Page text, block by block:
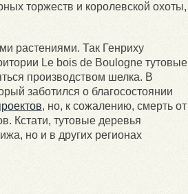
торжеств и королевской охоты,
растениями. Так Генриху
Le bois de Boulogne тутовые
производством шелка. В
заботился о благосостоянии
, но, к сожалению, смерть от
Кстати, тутовые деревья
но и в других регионах